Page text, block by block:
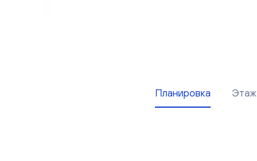
Планировка Этаж